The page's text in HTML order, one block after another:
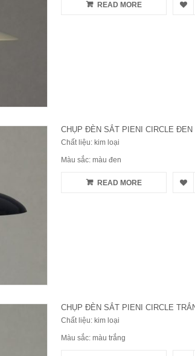
READ MORE
CHỤP ĐÈN SẮT PIENI CIRCLE ĐEN
Chất liệu: kim loại
Màu sắc: màu đen
READ MORE
CHỤP ĐÈN SẮT PIENI CIRCLE
Chất liệu: kim loại
Màu sắc: màu trắng